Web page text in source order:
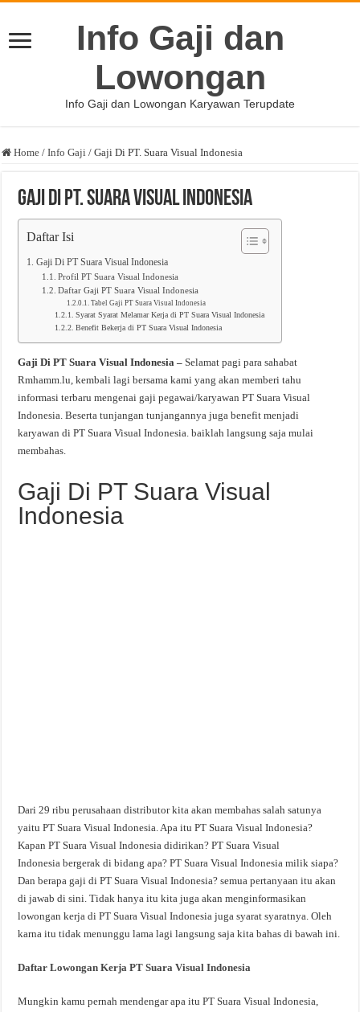
Info Gaji dan
Lowongan
Info Gaji dan Lowongan Karyawan Terupdate
Home / Info Gaji / Gaji Di PT. Suara Visual Indonesia
Gaji Di PT. Suara Visual Indonesia
Daftar Isi
Gaji Di PT Suara Visual Indonesia
Profil PT Suara Visual Indonesia
Daftar Gaji PT Suara Visual Indonesia
Tabel Gaji PT Suara Visual Indonesia
Syarat Syarat Melamar Kerja di PT Suara Visual Indonesia
Benefit Bekerja di PT Suara Visual Indonesia
Gaji Di PT Suara Visual Indonesia –Selamat pagi para sahabat
Rmhamm.lu, kembali lagi bersama kami yang akan memberi tahu
informasi terbaru mengenai gaji pegawai/karyawan PT Suara Visual
Indonesia. Beserta tunjangan tunjangannya juga benefit menjadi
karyawan di PT Suara Visual Indonesia. baiklah langsung saja mulai
membahas.
Gaji Di PT Suara Visual
Indonesia
Dari 29 ribu perusahaan distributor kita akan membahas salah satunya
yaitu PT Suara Visual Indonesia. Apa itu PT Suara Visual Indonesia?
Kapan PT Suara Visual Indonesia didirikan? PT Suara Visual
Indonesia bergerak di bidang apa? PT Suara Visual Indonesia milik siapa?
Dan berapa gaji di PT Suara Visual Indonesia? semua pertanyaan itu akan
di jawab di sini. Tidak hanya itu kita juga akan menginformasikan
lowongan kerja di PT Suara Visual Indonesia juga syarat syaratnya. Oleh
karna itu tidak menunggu lama lagi langsung saja kita bahas di bawah ini.
Daftar Lowongan Kerja PT Suara Visual Indonesia
Mungkin kamu pernah mendengar apa itu PT Suara Visual Indonesia,